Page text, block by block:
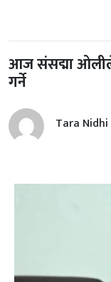
आज संसद्मा ओलीले
गर्ने
Tara Nidhi